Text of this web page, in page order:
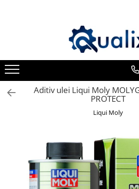
Adblue
Antigel
Solutii Parbriz
Adtitivi combustibil
Soluții de Curățare
Aditiv ulei Liqui Moly
PROTECT
Liqui Moly